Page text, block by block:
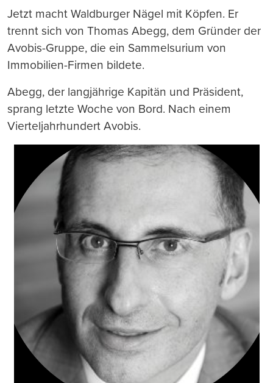
Jetzt macht Waldburger Nägel mit Köpfen. Er
trennt sich von Thomas Abegg, dem Gründer der
Avobis-Gruppe, die ein Sammelsurium von
Immobilien-Firmen bildete.
Abegg, der langjährige Kapitän und Präsident,
sprang letzte Woche von Bord. Nach einem
Vierteljahrhundert Avobis.